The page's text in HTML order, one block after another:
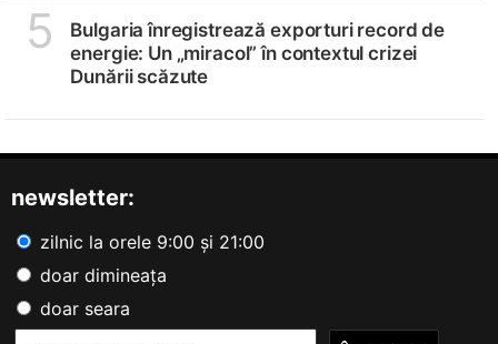
5
Bulgaria înregistrează exporturi record de
energie: Un „miracol” în contextul crizei
Dunării scăzute
newsletter:
zilnic la orele 9:00 și 21:00
doar dimineața
doar seara